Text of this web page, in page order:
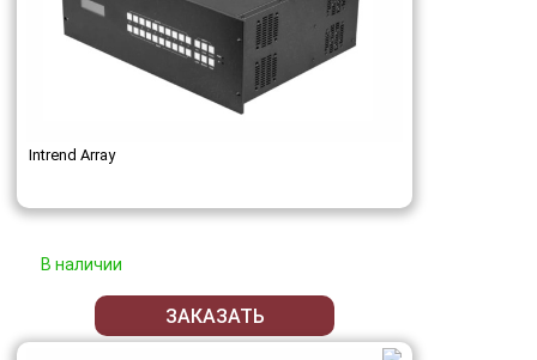
Intrend Array
В наличии
ЗАКАЗАТЬ